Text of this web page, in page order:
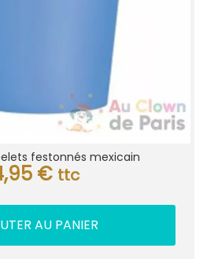
festonnés mexicain
€ ttc
AU PANIER